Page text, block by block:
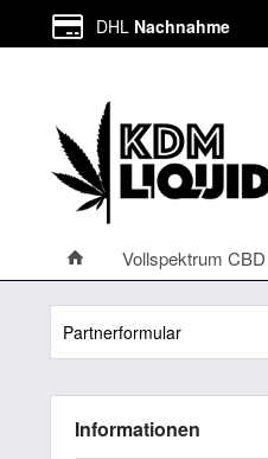
DHL Nachnahme
Vollspektrum CBD
Partnerformular
Informationen